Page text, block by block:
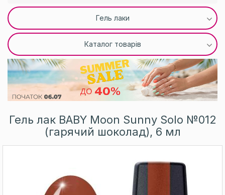
Гель лаки
Каталог товарів
Гель лак BABY Moon Sunny Solo №012
(гарячий шоколад), 6 мл